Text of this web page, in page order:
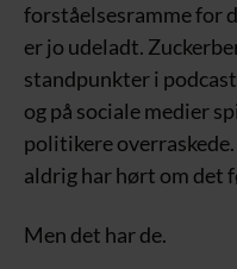
forståelsesramme for
er jo udeladt.
standpunkter i
og på sociale medier
politikere
aldrig har hørt om det
Men det har de.